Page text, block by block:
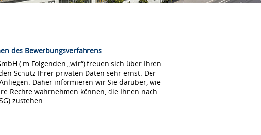
des Bewerbungsverfahrens
(im Folgenden „wir“) freuen sich über Ihren
Schutz Ihrer privaten Daten sehr ernst. Der
Daher informieren wir Sie darüber, wie
Rechte wahrnehmen können, die Ihnen nach
zustehen.